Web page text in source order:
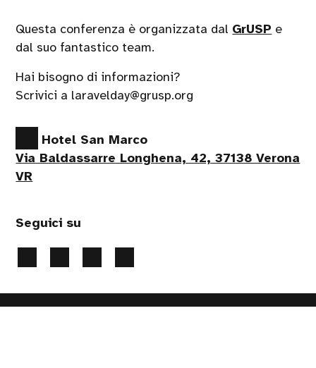
Questa conferenza è organizzata dal GrUSP e
dal suo fantastico team.
Hai bisogno di informazioni?
Scrivici a laravelday@grusp.org
Hotel San Marco
Via Baldassarre Longhena, 42, 37138 Verona
VR
Seguici su
Privacy Policy-Gestione Cookie- 2026 Tutti i diritti